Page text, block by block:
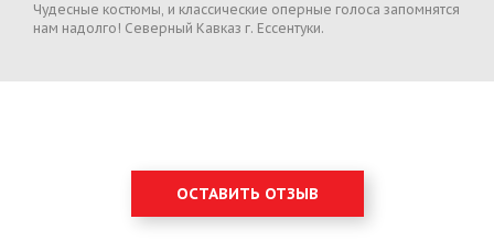
Чудесные костюмы, и классические оперные голоса запомнятся
нам надолго! Северный Кавказ г. Ессентуки.
ОСТАВИТЬ ОТЗЫВ